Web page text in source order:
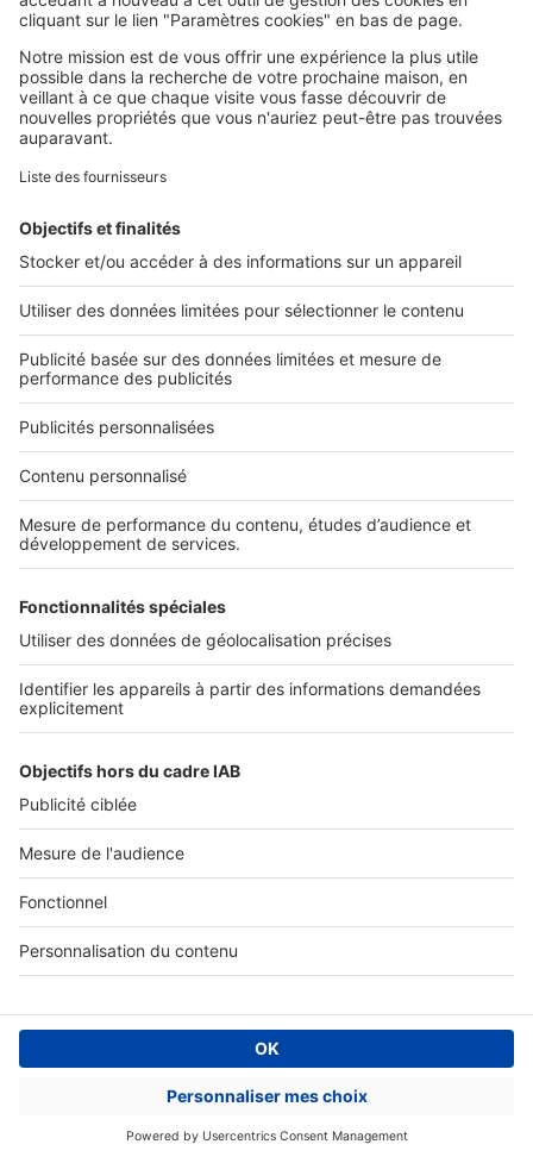
SeLoger c'est aussi
Retrouvez-nous sur ...
L'ENTREPRISE
Qui sommes-nous ?
Nous contacter
Nous recrutons
NOS APPLICATIONS
Découvrez nos applications
SERVICES PRO
Tous nos services pro
Accès client
Mes annonces sur SeLoger
À DÉCOUVRIR
Annuaire des professionnels
Tout l'immobilier
Toutes les villes
Tous les départements
Toutes les régions
Annonces Immobilières
Paramétrer mes cookies
Conditions Générales d'Utilisation
Politique Générale de Protection des Données